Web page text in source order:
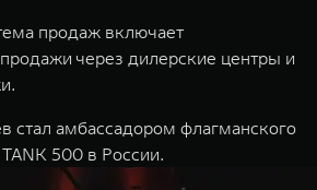
продаж включает
через дилерские центры и
стал амбассадором флагманского
500 в России.